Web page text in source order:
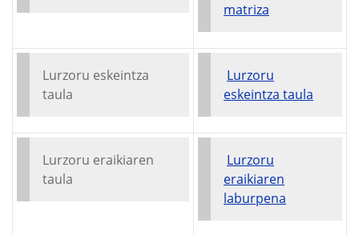
matriza
Lurzoru eskeintza
taula
Lurzoru
eskeintza taula
Lurzoru eraikiaren
taula
Lurzoru
eraikiaren
laburpena